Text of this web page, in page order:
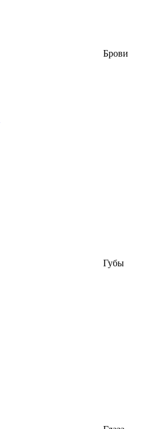
Брови
Губы